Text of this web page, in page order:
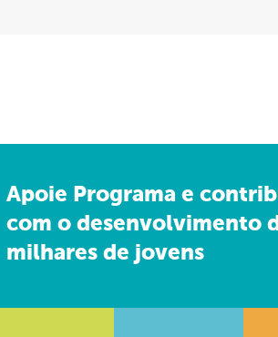
Apoie Programa e
com o desenvolvimento
milhares de jovens